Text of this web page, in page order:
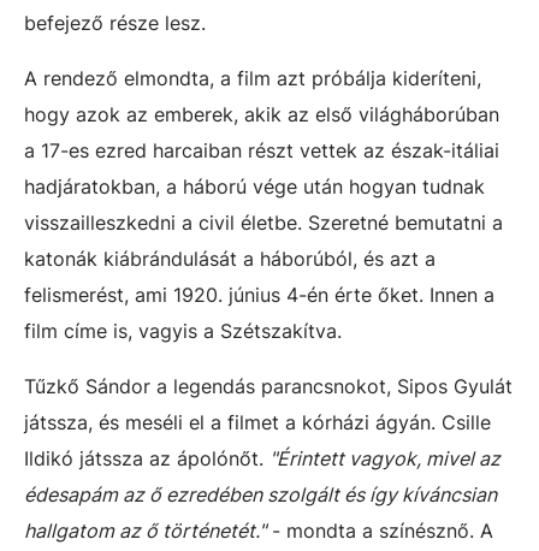
befejező része lesz.
A rendező elmondta, a film azt próbálja kideríteni,
hogy azok az emberek, akik az első világháborúban
a 17-es ezred harcaiban részt vettek az észak-itáliai
hadjáratokban, a háború vége után hogyan tudnak
visszailleszkedni a civil életbe. Szeretné bemutatni a
katonák kiábrándulását a háborúból, és azt a
felismerést, ami 1920. június 4-én érte őket. Innen a
film címe is, vagyis a Szétszakítva.
Tűzkő Sándor a legendás parancsnokot, Sipos Gyulát
játssza, és meséli el a filmet a kórházi ágyán. Csille
Ildikó játssza az ápolónőt. "Érintett vagyok, mivel az
édesapám az ő ezredében szolgált és így kíváncsian
hallgatom az ő történetét."- mondta a színésznő. A